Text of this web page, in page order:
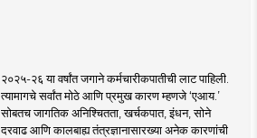
२०२५-२६ या वर्षांत जगाने कर्मचारीकपातीची लाट पाहिली.
त्यामागचे सर्वांत मोठे आणि प्रमुख कारण म्हणजे ‘एआय.’
सोबतच जागतिक अनिश्चितता, खर्चकपात, इंधन, सोने
दरवाढ आणि कालबाह्य तंत्रज्ञानासारख्या अनेक कारणांची